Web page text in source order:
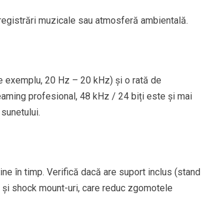
muzicale sau atmosferă ambientală.
exemplu, 20 Hz – 20 kHz) și o rată de
profesional, 48 kHz / 24 biți este și mai
în timp. Verifică dacă are suport inclus (stand
shock mount-uri, care reduc zgomotele